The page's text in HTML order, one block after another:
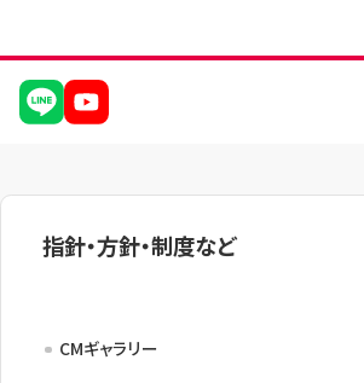
指針・方針・制度など
CMギャラリー